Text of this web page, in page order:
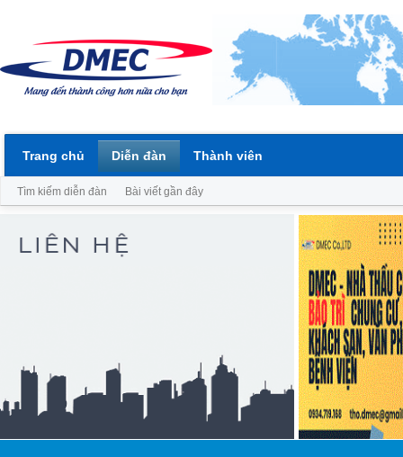
Trang chủ Diễn đàn
Tìm kiếm diễn đàn Bài viết gần đây
Thành viên